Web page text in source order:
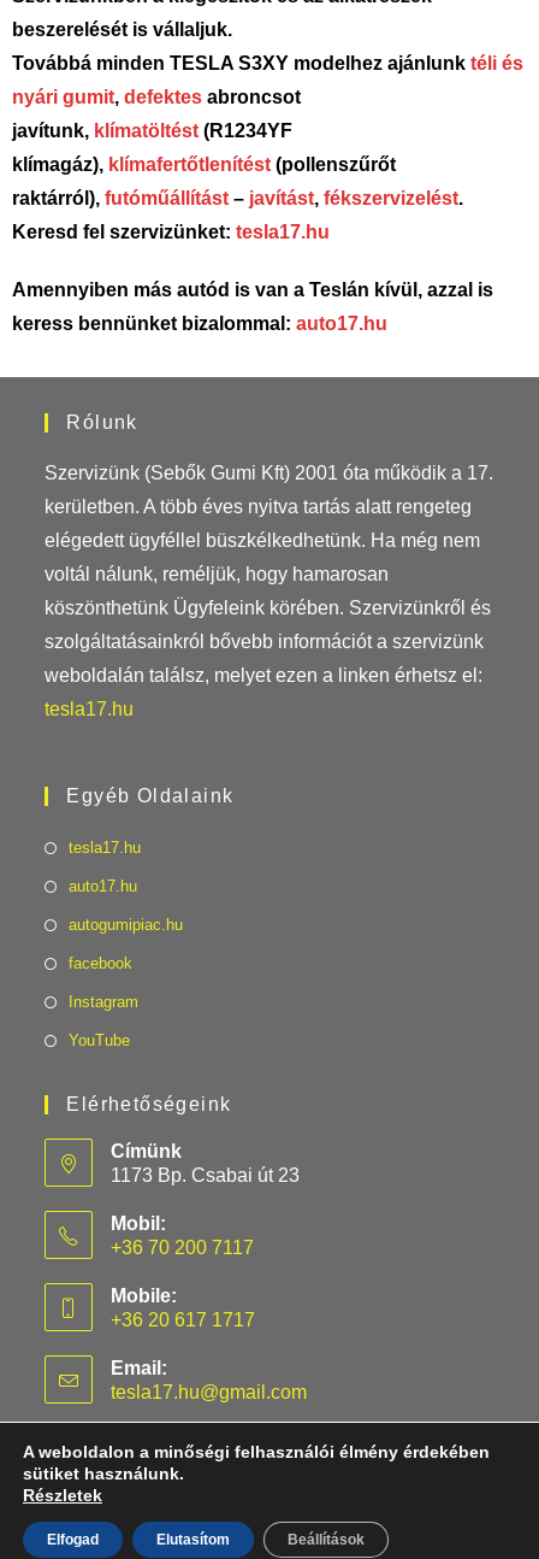
beszerelését is vállaljuk.
Továbbá minden TESLA S3XY modelhez ajánlunk téli és
nyári gumit, defektes abroncsot
javítunk, klímatöltést (R1234YF
klímagáz), klímafertőtlenítést (pollenszűrőt
raktárról), futóműállítást – javítást, fékszervizelést.
Keresd fel szervizünket: tesla17.hu
Amennyiben más autód is van a Teslán kívül, azzal is
keress bennünket bizalommal: auto17.hu
Rólunk
Szervizünk (Sebők Gumi Kft) 2001 óta működik a 17.
kerületben. A több éves nyitva tartás alatt rengeteg
elégedett ügyféllel büszkélkedhetünk. Ha még nem
voltál nálunk, reméljük, hogy hamarosan
köszönthetünk Ügyfeleink körében. Szervizünkről és
szolgáltatásainkról bővebb információt a szervizünk
weboldalán találsz, melyet ezen a linken érhetsz el:
tesla17.hu
Egyéb Oldalaink
tesla17.hu
auto17.hu
autogumipiac.hu
facebook
Instagram
YouTube
Elérhetőségeink
Címünk
1173 Bp. Csabai út 23
Mobil:
+36 70 200 7117
Mobile:
+36 20 617 1717
Email:
tesla17.hu@gmail.com
S
TESLA-KIEGÉSZÍTŐK // SZERVIZÜNK:
A weboldalon a minőségi felhasználói élmény érdekében
sütiket használunk.
Részletek
Elfogad Elutasítom Beállítások